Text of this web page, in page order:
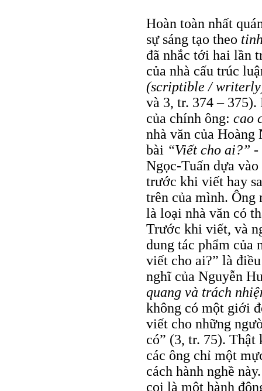
Hoàn toàn nhất
sự sáng tạo theo
đã nhắc tới hai lần
của nhà cấu trúc
(scriptible /
và 3, tr. 374 –
của chính ông: cao
nhà văn của
bài “Viết cho ai?”
Ngọc-Tuấn dựa
trước khi viết hay
trên của mình. Ông
là loại nhà văn có
Trước khi viết, và
dung tác phẩm của
viết cho ai?” là
nghĩ của Nguyễn
quang và trách
không có một giới
viết cho những
có” (3, tr. 75). Thật
các ông chỉ một
cách hành nghề
coi là một hành